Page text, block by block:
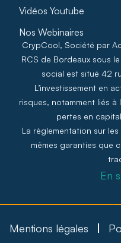
Vidéos Youtube
Nos Webinaires
CrypCool, Société par
RCS de Bordeaux sous
social est situé 42
L’investissement en
risques, notamment liés
pertes en
La règlementation sur
mêmes garanties que
En
Mentions légales